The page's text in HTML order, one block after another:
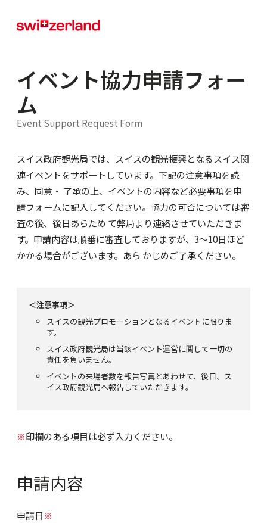
イベント協力申請フォー
ム
Event Support Request Form
スイス政府観光局では、スイスの観光振興となるスイス関
連イベントをサポートしています。下記の注意事項を読
み、同意・ 了承の上、イベントの内容など必要事項を申
請フォームに記入してください。協力の可否については審
査の後、後日あらため て弊局より連絡させていただきま
す。申請内容は順番に審査しておりますが、3～10日ほど
かかる場合がございます。あら かじめご了承ください。
＜注意事項＞
スイスの観光プロモーションとなるイベントに限りま
す。
スイス政府観光局は当該イベント運営に関して一切の
責任を負いません。
イベントの来場者数を報告写真とあわせて、後日、ス
イス政府観光局へ報告していただきます。
※印欄のある項目は必ず入力ください。
申請内容
申請日※